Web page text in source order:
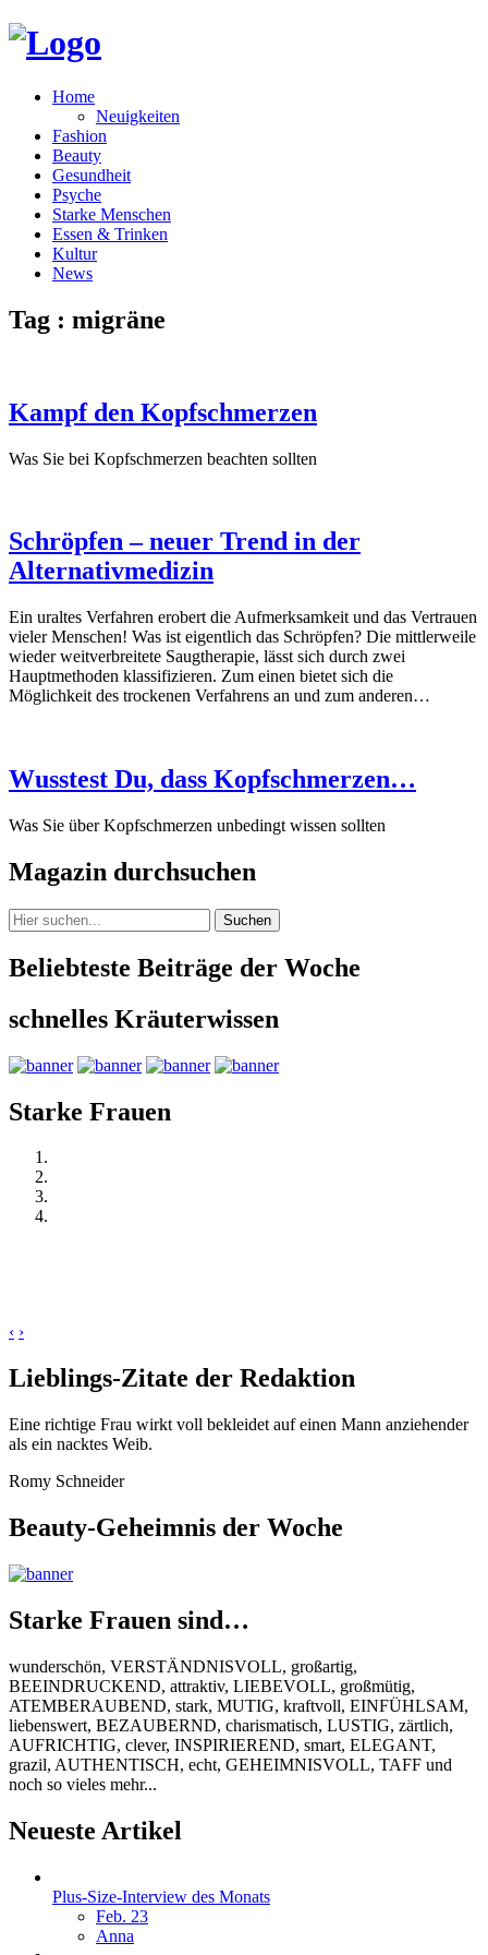
Home
Neuigkeiten
Fashion
Beauty
Gesundheit
Psyche
Starke Menschen
Essen & Trinken
Kultur
News
Tag : migräne
Kampf den Kopfschmerzen
Was Sie bei Kopfschmerzen beachten sollten
Schröpfen – neuer Trend in der
Alternativmedizin
Ein uraltes Verfahren erobert die Aufmerksamkeit und das Vertrauen
vieler Menschen! Was ist eigentlich das Schröpfen? Die mittlerweile
wieder weitverbreitete Saugtherapie, lässt sich durch zwei
Hauptmethoden klassifizieren. Zum einen bietet sich die
Möglichkeit des trockenen Verfahrens an und zum anderen…
Wusstest Du, dass Kopfschmerzen…
Was Sie über Kopfschmerzen unbedingt wissen sollten
Magazin durchsuchen
Suchen
Beliebteste Beiträge der Woche
schnelles Kräuterwissen
Starke Frauen
‹ ›
Lieblings-Zitate der Redaktion
Eine richtige Frau wirkt voll bekleidet auf einen Mann anziehender
als ein nacktes Weib.
Romy Schneider
Beauty-Geheimnis der Woche
Starke Frauen sind…
wunderschön, VERSTÄNDNISVOLL, großartig,
BEEINDRUCKEND, attraktiv, LIEBEVOLL, großmütig,
ATEMBERAUBEND, stark, MUTIG, kraftvoll, EINFÜHLSAM,
liebenswert, BEZAUBERND, charismatisch, LUSTIG, zärtlich,
AUFRICHTIG, clever, INSPIRIEREND, smart, ELEGANT,
grazil, AUTHENTISCH, echt, GEHEIMNISVOLL, TAFF und
noch so vieles mehr...
Neueste Artikel
Plus-Size-Interview des Monats
Feb. 23
Anna